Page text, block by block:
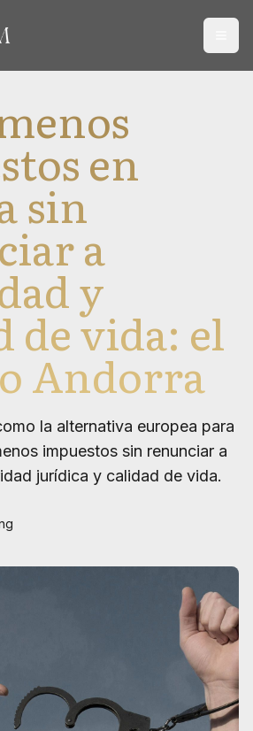
en
sin
a
y
de vida: el
Andorra
la alternativa europea para
impuestos sin renunciar a
jurídica y calidad de vida.